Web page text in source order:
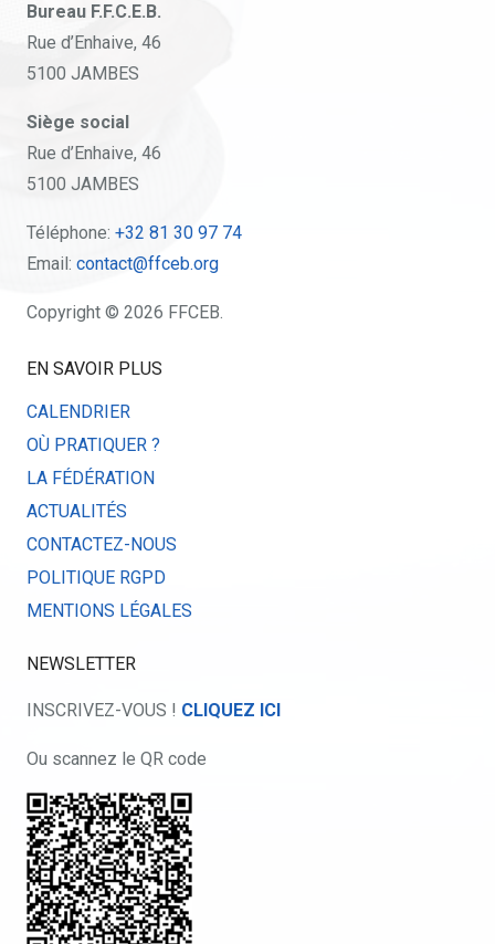
Bureau F.F.C.E.B.
Rue d’Enhaive, 46
5100 JAMBES
Siège social
Rue d’Enhaive, 46
5100 JAMBES
Téléphone: +32 81 30 97 74
Email: contact@ffceb.org
Copyright © 2026 FFCEB.
EN SAVOIR PLUS
CALENDRIER
OÙ PRATIQUER ?
LA FÉDÉRATION
ACTUALITÉS
CONTACTEZ-NOUS
POLITIQUE RGPD
MENTIONS LÉGALES
NEWSLETTER
INSCRIVEZ-VOUS ! CLIQUEZ ICI
Ou scannez le QR code